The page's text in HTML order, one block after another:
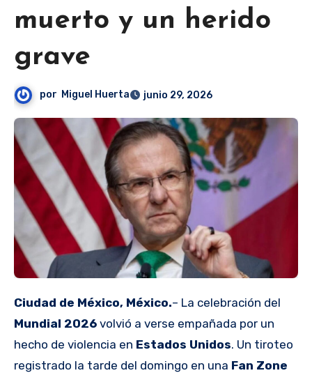
muerto y un herido
grave
por Miguel Huerta junio 29, 2026
Ciudad de México, México.– La celebración del
Mundial 2026 volvió a verse empañada por un
hecho de violencia en Estados Unidos. Un tiroteo
registrado la tarde del domingo en una Fan Zone